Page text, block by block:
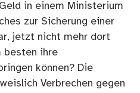
in einem Ministerium
zur Sicherung einer
jetzt nicht mehr dort
besten ihre
können? Die
Verbrechen gegen